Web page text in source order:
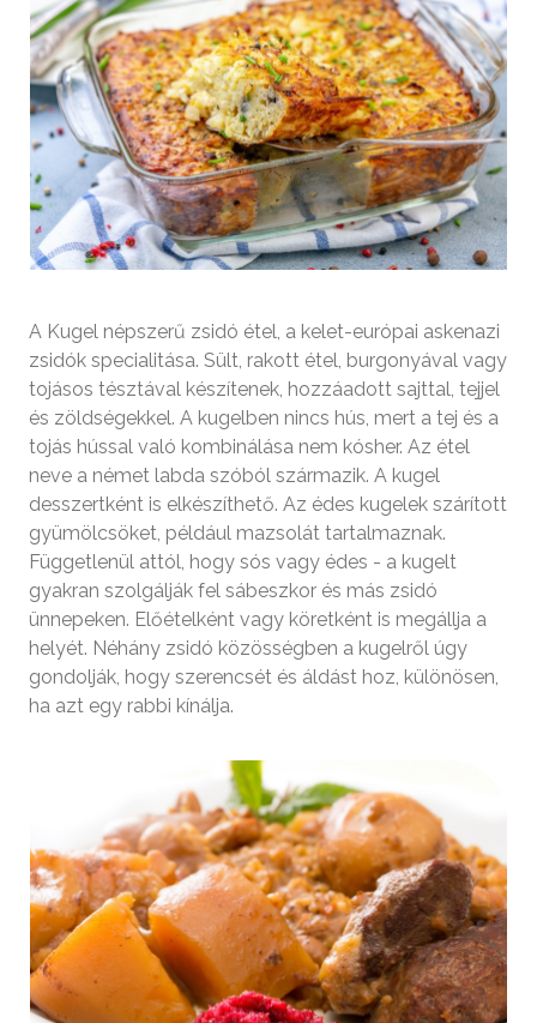
A Kugel népszerű zsidó étel, a kelet-európai askenazi
zsidók specialitása. Sült, rakott étel, burgonyával vagy
tojásos tésztával készítenek, hozzáadott sajttal, tejjel
és zöldségekkel. A kugelben nincs hús, mert a tej és a
tojás hússal való kombinálása nem kósher. Az étel
neve a német labda szóból származik. A kugel
desszertként is elkészíthető. Az édes kugelek szárított
gyümölcsöket, például mazsolát tartalmaznak.
Függetlenül attól, hogy sós vagy édes - a kugelt
gyakran szolgálják fel sábeszkor és más zsidó
ünnepeken. Előételként vagy köretként is megállja a
helyét. Néhány zsidó közösségben a kugelről úgy
gondolják, hogy szerencsét és áldást hoz, különösen,
ha azt egy rabbi kínálja.